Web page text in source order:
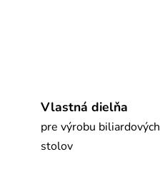
Vlastná dielňa
pre výrobu biliardových
stolov